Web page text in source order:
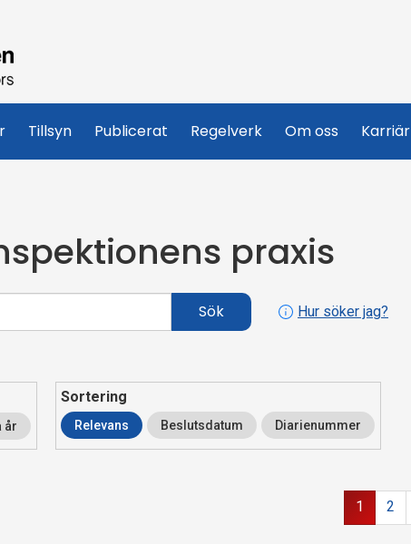
Tillsyn Publicerat Regelverk Om oss Karriär
praxis
Sök Hur söker jag?
år
Sortering
Relevans Beslutsdatum Diarienummer
1 2